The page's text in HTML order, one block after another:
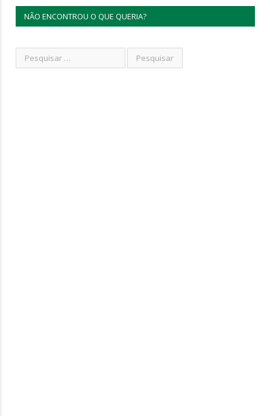
NÃO ENCONTROU O QUE QUERIA?